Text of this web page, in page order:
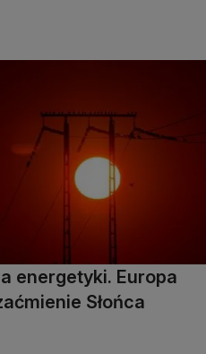
energetyki. Europa
Słońca